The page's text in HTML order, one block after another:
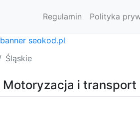
Regulamin Polityka
Śląskie
Motoryzacja i transport